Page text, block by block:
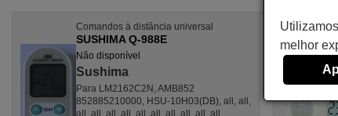
Comandos à distância universal
SUSHIMA Q-988E
Não disponível
Sushima
Para LM2162C2N, AMB852
852885210000, HSU-10H03(DB), all, all,
all, all, all, all, all, all, all, all, all, all
melhor